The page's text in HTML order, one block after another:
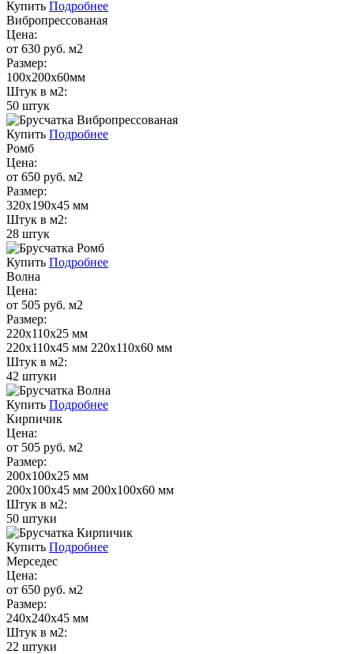
Купить Подробнее
Вибропрессованая
Цена:
от 630 руб. м2
Размер:
100х200х60мм
Штук в м2:
50 штук
Купить Подробнее
Ромб
Цена:
от 650 руб. м2
Размер:
320х190х45 мм
Штук в м2:
28 штук
Купить Подробнее
Волна
Цена:
от 505 руб. м2
Размер:
220х110х25 мм
220х110х45 мм 220х110х60 мм
Штук в м2:
42 штуки
Купить Подробнее
Кирпичик
Цена:
от 505 руб. м2
Размер:
200х100х25 мм
200х100х45 мм 200х100х60 мм
Штук в м2:
50 штуки
Купить Подробнее
Мерседес
Цена:
от 650 руб. м2
Размер:
240х240х45 мм
Штук в м2:
22 штуки